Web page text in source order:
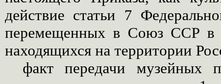
действие статьи 7
перемещенных в Союз ССР в
находящихся на территории
факт передачи музейных